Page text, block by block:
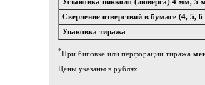
Сверление отверствий в бумаге (4, 5,
Упаковка тиража
*При биговке или перфорации тиража
Цены указаны в рублях.